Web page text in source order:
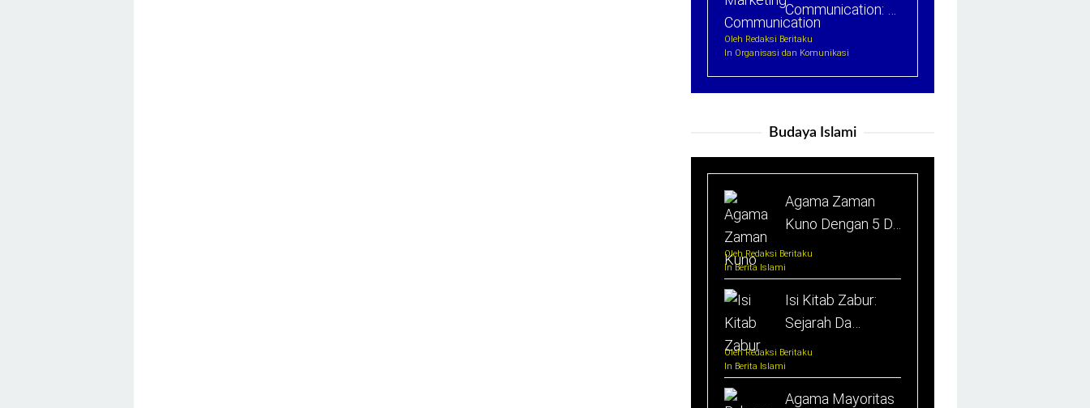
Communication: …
Oleh Redaksi Beritaku
In Organisasi dan Komunikasi
Budaya Islami
Agama Zaman
Kuno Dengan 5 D…
Oleh Redaksi Beritaku
In Berita Islami
Isi Kitab Zabur:
Sejarah Da…
Oleh Redaksi Beritaku
In Berita Islami
Agama Mayoritas